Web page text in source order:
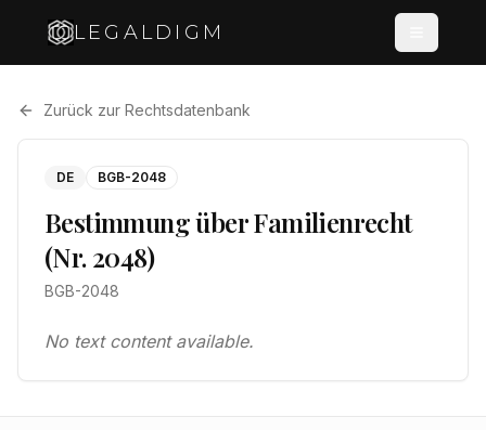
LEGALDIGM
Zurück zur Rechtsdatenbank
DE BGB-2048
Bestimmung über Familienrecht
(Nr. 2048)
BGB-2048
No text content available.